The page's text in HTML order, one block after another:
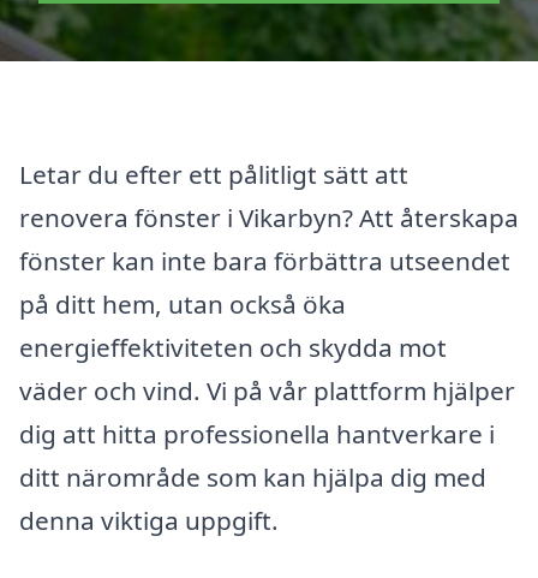
Letar du efter ett pålitligt sätt att
renovera fönster i Vikarbyn? Att återskapa
fönster kan inte bara förbättra utseendet
på ditt hem, utan också öka
energieffektiviteten och skydda mot
väder och vind. Vi på vår plattform hjälper
dig att hitta professionella hantverkare i
ditt närområde som kan hjälpa dig med
denna viktiga uppgift.